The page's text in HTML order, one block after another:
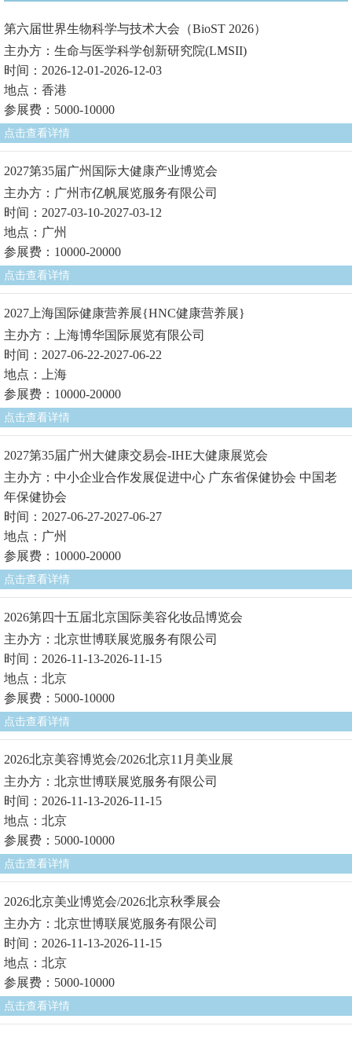
第六届世界生物科学与技术大会（BioST 2026）
主办方：生命与医学科学创新研究院(LMSII)
时间：2026-12-01-2026-12-03
地点：香港
参展费：5000-10000
点击查看详情
2027第35届广州国际大健康产业博览会
主办方：广州市亿帆展览服务有限公司
时间：2027-03-10-2027-03-12
地点：广州
参展费：10000-20000
点击查看详情
2027上海国际健康营养展{HNC健康营养展}
主办方：上海博华国际展览有限公司
时间：2027-06-22-2027-06-22
地点：上海
参展费：10000-20000
点击查看详情
2027第35届广州大健康交易会-IHE大健康展览会
主办方：中小企业合作发展促进中心 广东省保健协会 中国老
年保健协会
时间：2027-06-27-2027-06-27
地点：广州
参展费：10000-20000
点击查看详情
2026第四十五届北京国际美容化妆品博览会
主办方：北京世博联展览服务有限公司
时间：2026-11-13-2026-11-15
地点：北京
参展费：5000-10000
点击查看详情
2026北京美容博览会/2026北京11月美业展
主办方：北京世博联展览服务有限公司
时间：2026-11-13-2026-11-15
地点：北京
参展费：5000-10000
点击查看详情
2026北京美业博览会/2026北京秋季展会
主办方：北京世博联展览服务有限公司
时间：2026-11-13-2026-11-15
地点：北京
参展费：5000-10000
点击查看详情